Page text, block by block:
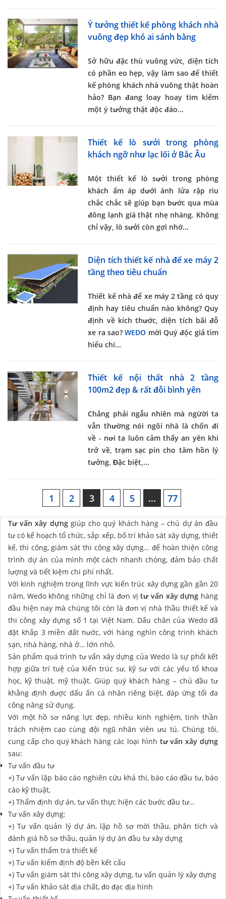
Ý tưởng thiết kế phòng khách nhà
vuông đẹp khó ai sánh bằng
Sở hữu đặc thù vuông vức, diện tích
có phần eo hẹp, vậy làm sao để thiết
kế phòng khách nhà vuôngthật hoàn
hảo? Bạn đang loay hoay tìm kiếm
một ý tưởng thật độc đáo...
Thiết kế lò sưởi trong phòng
khách ngỡ như lạc lối ở Bắc Âu
Một thiết kế lò sưởi trong phòng
khách ấm áp dưới ánh lửa rập rìu
chắc chắc sẽ giúp bạn bước qua mùa
đông lạnh giá thật nhẹ nhàng. Không
chỉ vậy, lò sưởi còn gợi nhớ...
Diện tích thiết kế nhà để xe máy 2
tầng theo tiêu chuẩn
Thiết kế nhà để xe máy 2 tầng có quy
định hay tiêu chuẩn nào không? Quy
định về kích thước, diện tích bãi đỗ
xe ra sao?WEDO mời Quý độc giả tìm
hiểu chi...
Thiết kế nội thất nhà 2 tầng
100m2 đẹp & rất đỗi bình yên
Chẳng phải ngẫu nhiên mà ngừời ta
vẫn thường nói ngôi nhà là chốn đi
về - nơi ta luôn cảm thấy an yên khi
trở về, trạm sạc pin cho tâm hồn lý
tưởng. Đặc biệt,...
1 2 3 4 5 … 77
Tư vấn xây dựnggiúp cho quý khách hàng – chủ dự án đầu
tư có kế hoạch tổ chức, sắp xếp, bố trí khảo sát xây dựng, thiết
kế, thi công, giám sát thi công xây dựng… để hoàn thiện công
trình dự án của mình một cách nhanh chóng, đảm bảo chất
lượng và tiết kiệm chi phí nhất.
Với kinh nghiệm trong lĩnh vực kiến trúc xây dựng gần gần 20
năm, Wedo không những chỉ là đơn vịtư vấn xây dựng hàng
đầu hiện nay mà chúng tôi còn là đơn vị nhà thầu thiết kế và
thi công xây dựng số 1 tại Việt Nam. Dấu chân của Wedo đã
đặt khắp 3 miền đất nước, với hàng nghìn công trình khách
sạn, nhà hàng, nhà ở… lớn nhỏ.
Sản phẩm quá trình tư vấn xây dựng của Wedo là sự phối kết
hợp giữa trí tuệ của kiến trúc sư, kỹ sư với các yếu tố khoa
học, kỹ thuật, mỹ thuật. Giúp quý khách hàng – chủ đầu tư
khẳng định được dấu ấn cá nhân riêng biệt, đáp ứng tối đa
công năng sử dụng.
Với một hồ sơ năng lực đẹp, nhiều kinh nghiệm, tinh thần
trách nhiệm cao cùng đội ngũ nhân viên ưu tú. Chúng tôi,
cung cấp cho quý khách hàng các loại hình tư vấn xây dựng
sau:
Tư vấn đầu tư
+) Tư vấn lập báo cáo nghiên cứu khả thi, báo cáo đầu tư, báo
cáo kỹ thuật,
+) Thẩm định dự án, tư vấn thực hiện các bước đầu tư…
Tư vấn xây dựng:
+) Tư vấn quản lý dự án, lập hồ sơ mời thầu, phân tích và
đánh giá hồ sơ thầu, quản lý dự án đầu tư xây dựng
+) Tư vấn thẩm tra thiết kế
+) Tư vấn kiểm định độ bền kết cấu
+) Tư vấn giám sát thi công xây dựng, tư vấn quản lý xây dựng
+) Tư vấn khảo sát địa chất, đo đạc địa hình